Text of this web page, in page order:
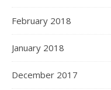
February 2018
January 2018
December 2017